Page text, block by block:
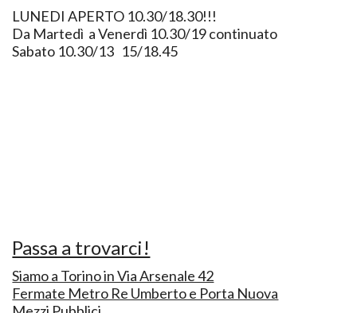
LUNEDI APERTO 10.30/18.30!!!
Da Martedì a Venerdì 10.30/19 continuato
Sabato 10.30/13 15/18.45
Passa a trovarci!
Siamo a Torino in Via Arsenale 42
Fermate Metro Re Umberto e Porta Nuova